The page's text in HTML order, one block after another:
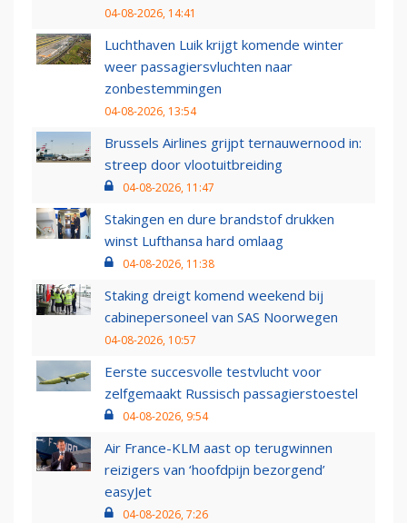
04-08-2026, 14:41
Luchthaven Luik krijgt komende winter
weer passagiersvluchten naar
zonbestemmingen
04-08-2026, 13:54
Brussels Airlines grijpt ternauwernood in:
streep door vlootuitbreiding
04-08-2026, 11:47
Stakingen en dure brandstof drukken
winst Lufthansa hard omlaag
04-08-2026, 11:38
Staking dreigt komend weekend bij
cabinepersoneel van SAS Noorwegen
04-08-2026, 10:57
Eerste succesvolle testvlucht voor
zelfgemaakt Russisch passagierstoestel
04-08-2026, 9:54
Air France-KLM aast op terugwinnen
reizigers van ‘hoofdpijn bezorgend’
easyJet
04-08-2026, 7:26